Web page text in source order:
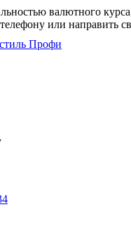
валютного
или направить
Профи